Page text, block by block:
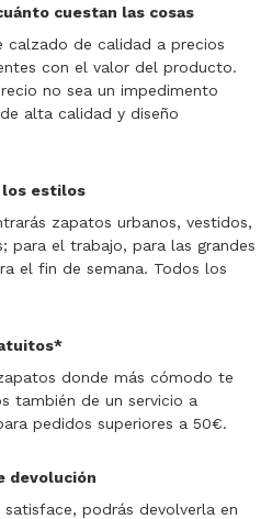
cuestan las cosas
calzado de calidad a precios
con el valor del producto.
no sea un impedimento
alta calidad y diseño
los estilos
zapatos urbanos, vestidos,
para el trabajo, para las grandes
el fin de semana. Todos los
donde más cómodo te
también de un servicio a
pedidos superiores a 50€.
devolución
podrás devolverla en